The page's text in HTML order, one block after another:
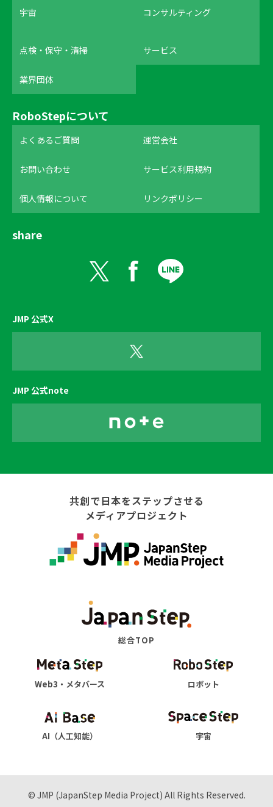
宇宙 コンサルティング
点検・保守・清掃 サービス
業界団体
RoboStepについて
よくあるご質問 運営会社
お問い合わせ サービス利用規約
個人情報について リンクポリシー
share
JMP 公式X
JMP 公式note
共創で日本をステップさせる
メディアプロジェクト
総合TOP
Web3・メタバース ロボット
AI（人工知能） 宇宙
© JMP (JapanStep Media Project) All Rights Reserved.